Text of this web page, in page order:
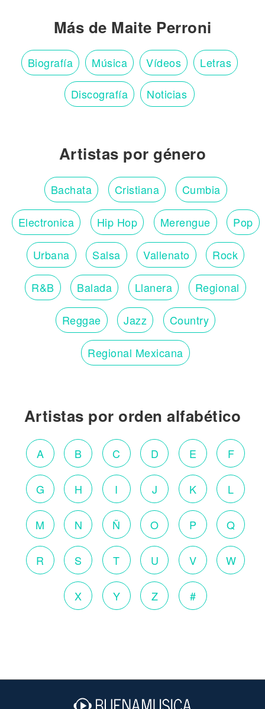
Más de Maite Perroni
Biografía Música Vídeos Letras
Discografía Noticias
Artistas por género
Bachata Cristiana Cumbia
Electronica Hip Hop Merengue Pop
Urbana Salsa Vallenato Rock
R&B Balada Llanera Regional
Reggae Jazz Country
Regional Mexicana
Artistas por orden alfabético
A B C D E F
G H I J K L
M N Ñ O P Q
R S T U V W
X Y Z #